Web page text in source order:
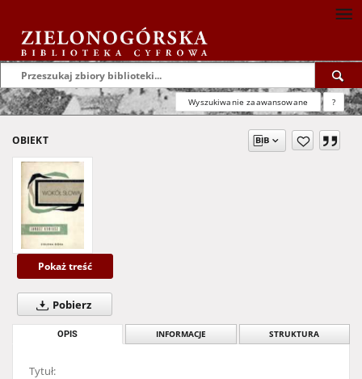
Wyszukiwanie zaawansowane ?
OBIEKT
Pokaż treść
Pobierz
OPIS INFORMACJE STRUKTURA
Tytuł: